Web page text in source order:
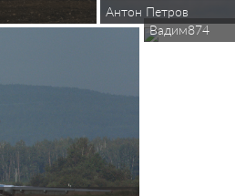
Антон Петров
Вадим874